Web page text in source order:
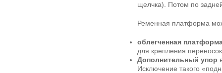
щелчка). Потом по
Ременная платформа
облегченная
для крепления
Дополнительный упор
Исключение такого